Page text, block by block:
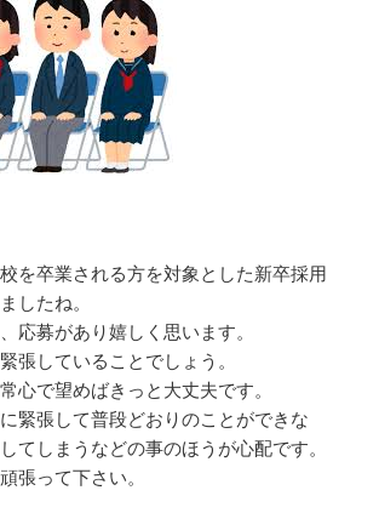
を卒業される方を対象とした新卒採用
したね。
応募があり嬉しく思います。
張していることでしょう。
心で望めばきっと大丈夫です。
緊張して普段どおりのことができな
てしまうなどの事のほうが心配です。
張って下さい。